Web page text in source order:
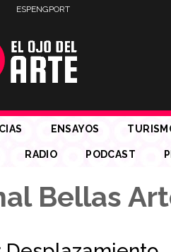
ESPENGPORT
ENSAYOS
RADIO PODCAST
Bellas